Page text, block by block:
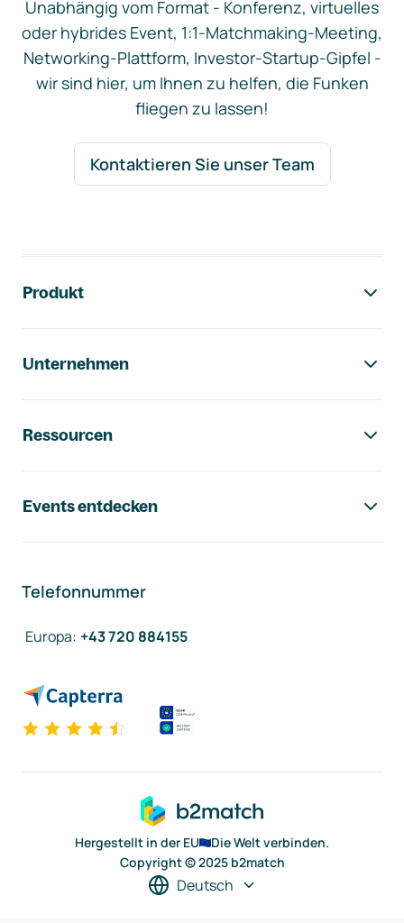
Unabhängig vom Format - Konferenz, virtuelles
oder hybrides Event, 1:1-Matchmaking-Meeting,
Networking-Plattform, Investor-Startup-Gipfel -
wir sind hier, um Ihnen zu helfen, die Funken
fliegen zu lassen!
Kontaktieren Sie unser Team
Produkt
Unternehmen
Ressourcen
Events entdecken
Telefonnummer
Europa: +43 720 884155
Hergestellt in der EU
Die Welt verbinden.
Copyright © 2025 b2match
Deutsch